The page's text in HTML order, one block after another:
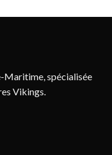
Maritime, spécialisée
Vikings.